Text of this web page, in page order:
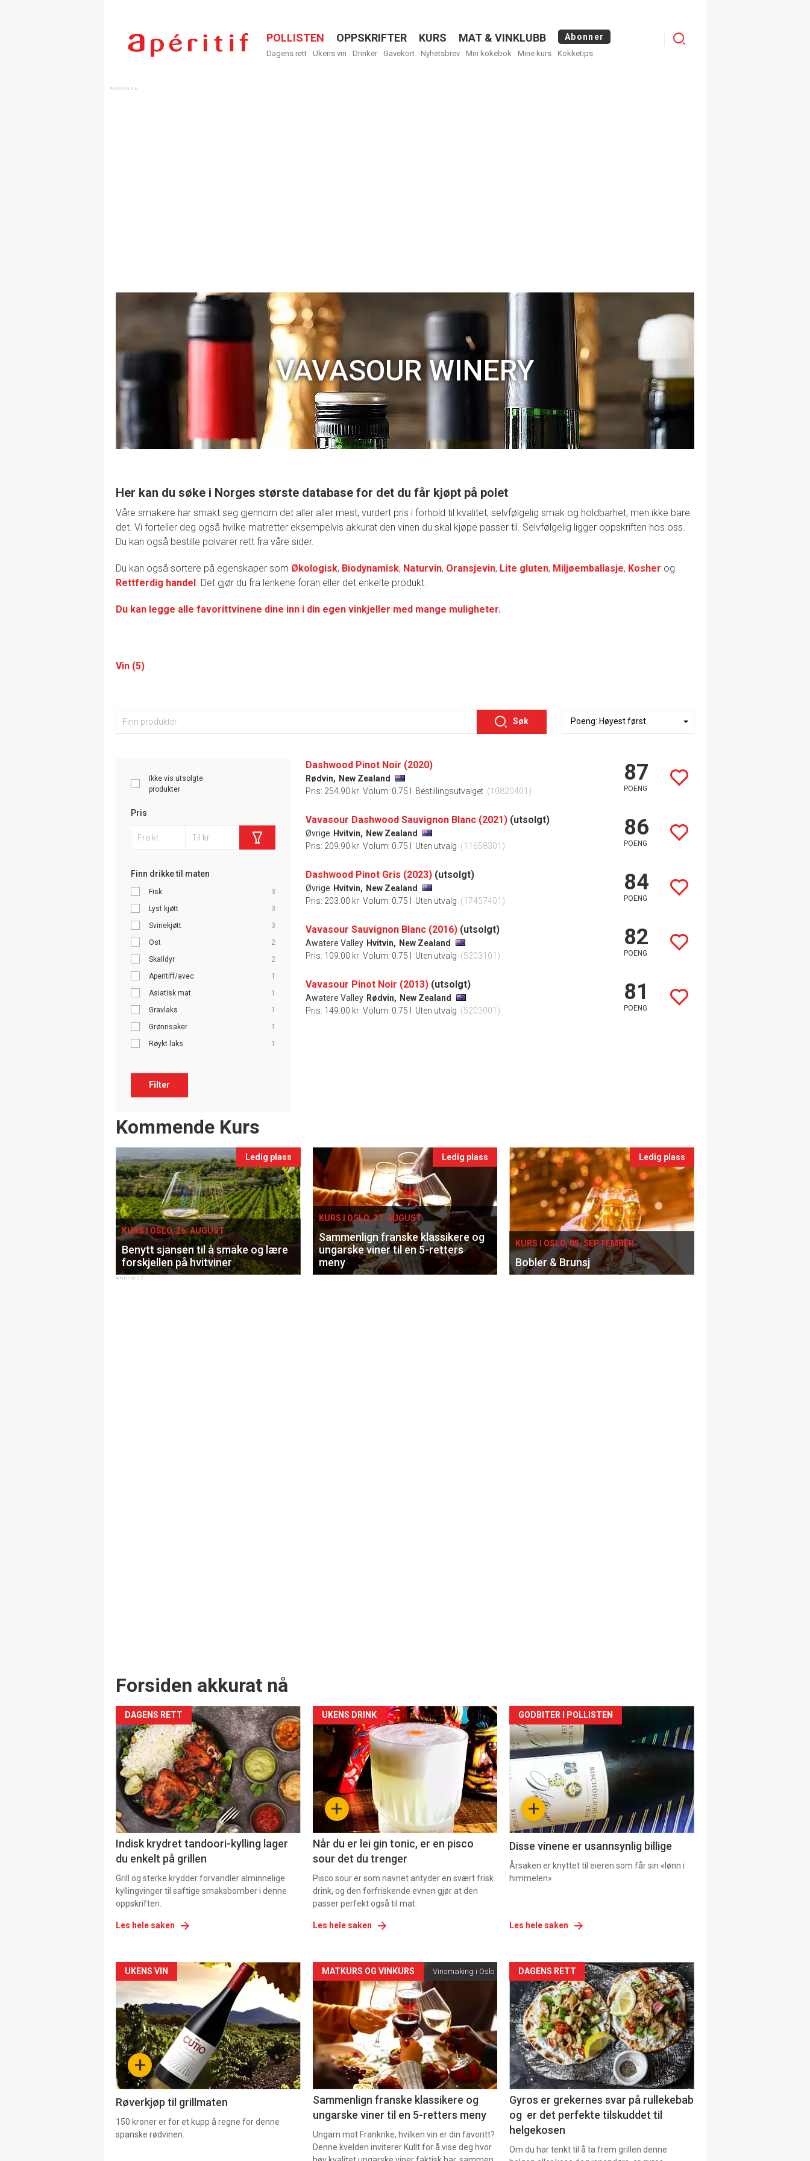
Menu
POLLISTEN OPPSKRIFTER KURS MAT & VINKLUBB Abonner
Dagens rett Ukens vin Drinker Gavekort Nyhetsbrev Min kokebok Mine kurs Kokketips
Logg
VAVASOUR WINERY
Her kan du søke i Norges største database for det du får kjøpt på polet
Våre smakere har smakt seg gjennom det aller aller mest, vurdert pris i forhold til kvalitet, selvfølgelig smak og holdbarhet, men ikke bare
det. Vi forteller deg også hvilke matretter eksempelvis akkurat den vinen du skal kjøpe passer til. Selvfølgelig ligger oppskriften hos oss.
Du kan også bestille polvarer rett fra våre sider.
Du kan også sortere på egenskaper som Økologisk, Biodynamisk, Naturvin, Oransjevin, Lite gluten, Miljøemballasje, Kosher og
Rettferdig handel. Det gjør du fra lenkene foran eller det enkelte produkt.
Du kan legge alle favorittvinene dine inn i din egen vinkjeller med mange muligheter.
Vin (5)
Søk
Ikke vis utsolgte
produkter
Pris
Finn drikke til maten
Fisk
3
Lyst kjøtt
3
Svinekjøtt
3
Ost
2
Skalldyr
2
Aperitiff/avec
1
Asiatisk mat
1
Gravlaks
1
Grønnsaker
1
Røykt laks
1
Filter
Dashwood Pinot Noir (2020)
Rødvin, New Zealand
Pris: 254.90 kr Volum: 0.75 l Bestillingsutvalget (10820401)
87
POENG
Vavasour Dashwood Sauvignon Blanc (2021) (utsolgt)
Øvrige Hvitvin, New Zealand
Pris: 209.90 kr Volum: 0.75 l Uten utvalg (11658301)
86
POENG
Dashwood Pinot Gris (2023) (utsolgt)
Øvrige Hvitvin, New Zealand
Pris: 203.00 kr Volum: 0.75 l Uten utvalg (17457401)
84
POENG
Vavasour Sauvignon Blanc (2016) (utsolgt)
Awatere Valley Hvitvin, New Zealand
Pris: 109.00 kr Volum: 0.75 l Uten utvalg (5203101)
82
POENG
Vavasour Pinot Noir (2013) (utsolgt)
Awatere Valley Rødvin, New Zealand
Pris: 149.00 kr Volum: 0.75 l Uten utvalg (5203001)
81
POENG
Events
Kommende Kurs
Ledig plass
KURS I OSLO, 26. AUGUST
Benytt sjansen til å smake og lære
forskjellen på hvitviner
Ledig plass
KURS I OSLO, 27. AUGUST
Sammenlign franske klassikere og
ungarske viner til en 5-retters
meny
Ledig plass
KURS I OSLO, 05. SEPTEMBER
Bobler & Brunsj
Forsiden akkurat nå
DAGENS RETT
Indisk krydret tandoori-kylling lager
du enkelt på grillen
Grill og sterke krydder forvandler alminnelige
kyllingvinger til saftige smaksbomber i denne
oppskriften.
Les hele saken
Forsiden
akkurat
nå
-
+
UKENS DRINK
Når du er lei gin tonic, er en pisco
sour det du trenger
Pisco sour er som navnet antyder en svært frisk
drink, og den forfriskende evnen gjør at den
passer perfekt også til mat.
Les hele saken
Forsiden
akkurat
nå
3 +
GODBITER I POLLISTEN
Disse vinene er usannsynlig billige
Årsaken er knyttet til eieren som får sin «lønn i
himmelen».
Les hele saken
Forsiden
akkurat
nå
-
4 +
UKENS VIN
Røverkjøp til grillmaten
150 kroner er for et kupp å regne for denne
spanske rødvinen.
Forsiden
akkurat
nå
-
5
MATKURS OG VINKURS Vinsmaking i Oslo
Sammenlign franske klassikere og
ungarske viner til en 5-retters meny
Ungarn mot Frankrike, hvilken vin er din favoritt?
Denne kvelden inviterer Kullt for å vise deg hvor
Forsiden
akkurat
nå
-
6
DAGENS RETT
Gyros er grekernes svar på rullekebab
og er det perfekte tilskuddet til
helgekosen
Om du har tenkt til å ta frem grillen denne